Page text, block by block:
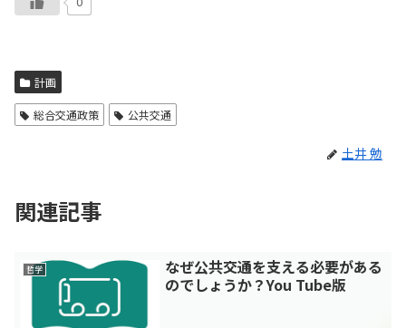
計画
総合交通政策 公共交通
土井 勉
関連記事
哲学
なぜ公共交通を支える必要がある
のでしょうか？You Tube版